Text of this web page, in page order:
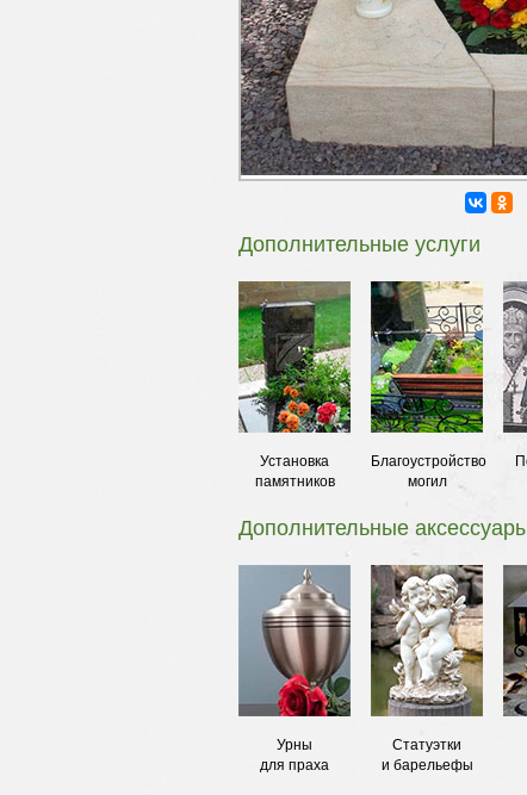
Дополнительные услуги
Установка
памятников
Благоустройство
могил
Дополнительные
Урны
для праха
Статуэтки
и барельефы